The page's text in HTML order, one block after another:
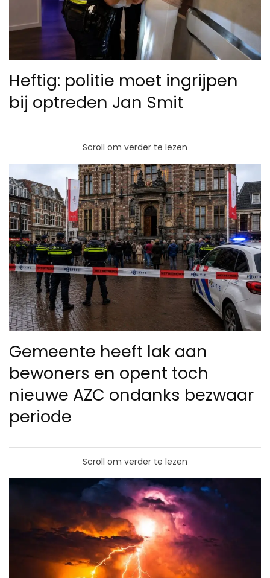
Heftig: politie moet ingrijpen
bij optreden Jan Smit
Scroll om verder te lezen
Gemeente heeft lak aan
bewoners en opent toch
nieuwe AZC ondanks bezwaar
periode
Scroll om verder te lezen